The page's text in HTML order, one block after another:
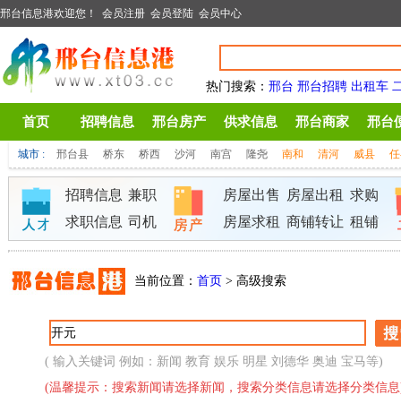
邢台信息港欢迎您！ 会员注册 会员登陆 会员中心
热门搜索 ： 邢台 邢台招聘 出租车
首页 招聘信息 邢台房产 供求信息 邢台商家 邢台
城市 : 邢台县 桥东 桥西 沙河 南宫 隆尧 南和 清河 威县
招聘信息 兼职
求职信息 司机
房屋出售 房屋出租 求购
房屋求租 商铺转让 租铺
当前位置： 首页 > 高级搜索
( 输入关键词 例如：新闻 教育 娱乐 明星 刘德华 奥迪 宝马等)
(温馨提示：搜索新闻请选择新闻，搜索分类信息请选择分类信